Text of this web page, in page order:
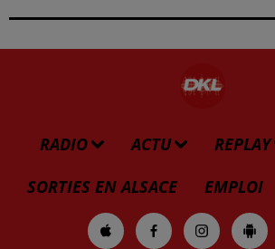
RADIO ACTU REPLAY
SORTIES EN ALSACE
EMPLOI